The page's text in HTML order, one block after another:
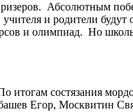
Абсолютным
и родители
и олимпиад. Но
состязания
Егор, Москвитин